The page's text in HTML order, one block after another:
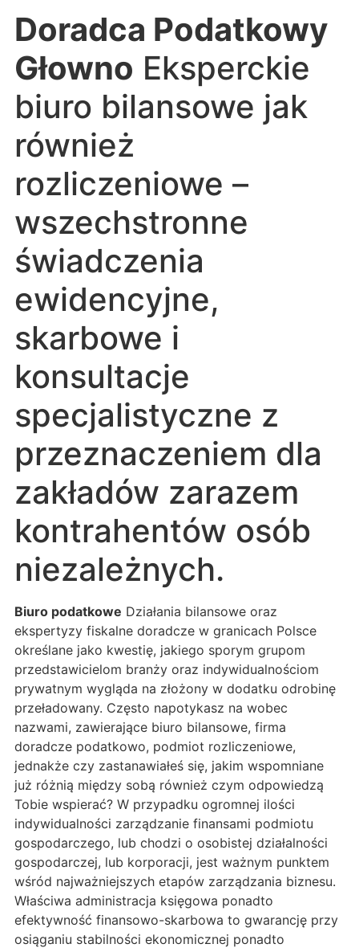
Doradca Podatkowy
Głowno Eksperckie
biuro bilansowe jak
również
rozliczeniowe –
wszechstronne
świadczenia
ewidencyjne,
skarbowe i
konsultacje
specjalistyczne z
przeznaczeniem dla
zakładów zarazem
kontrahentów osób
niezależnych.
Biuro podatkowe Działania bilansowe oraz
ekspertyzy fiskalne doradcze w granicach Polsce
określane jako kwestię, jakiego sporym grupom
przedstawicielom branży oraz indywidualnościom
prywatnym wygląda na złożony w dodatku odrobinę
przeładowany. Często napotykasz na wobec
nazwami, zawierające biuro bilansowe, firma
doradcze podatkowo, podmiot rozliczeniowe,
jednakże czy zastanawiałeś się, jakim wspomniane
już różnią między sobą również czym odpowiedzą
Tobie wspierać? W przypadku ogromnej ilości
indywidualności zarządzanie finansami podmiotu
gospodarczego, lub chodzi o osobistej działalności
gospodarczej, lub korporacji, jest ważnym punktem
wśród najważniejszych etapów zarządzania biznesu.
Właściwa administracja księgowa ponadto
efektywność finansowo-skarbowa to gwarancję przy
osiąganiu stabilności ekonomicznej ponadto